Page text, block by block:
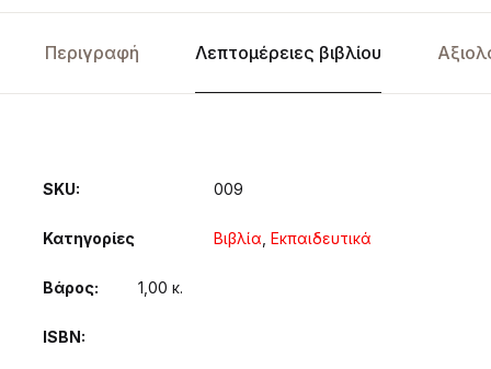
Περιγραφή Λεπτομέρειες βιβλίου
SKU: 009
Κατηγορίες Βιβλία Εκπαιδευτικά
Βάρος 1,00 κ.
ISBN